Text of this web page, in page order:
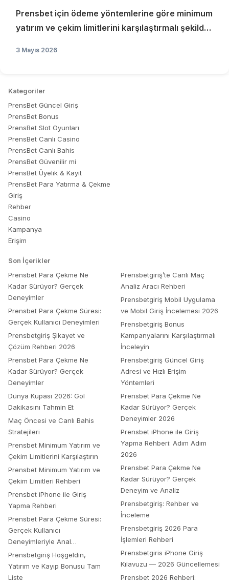
Prensbet için ödeme yöntemlerine göre minimum
yatırım ve çekim limitlerini karşılaştırmalı şekilde
adımları hakkında bilgi alın.
3 Mayıs 2026
Kategoriler
PrensBet Güncel Giriş
PrensBet Bonus
PrensBet Slot Oyunları
PrensBet Canlı Casino
PrensBet Canlı Bahis
PrensBet Güvenilir mi
PrensBet Üyelik & Kayıt
PrensBet Para Yatırma & Çekme
Giriş
Rehber
Casino
Kampanya
Erişim
Son İçerikler
Prensbet Para Çekme Ne
Kadar Sürüyor? Gerçek
Deneyimler
Prensbet Para Çekme Süresi:
Gerçek Kullanıcı Deneyimleri
Prensbetgiriş Şikayet ve
Çözüm Rehberi 2026
Prensbet Para Çekme Ne
Kadar Sürüyor? Gerçek
Deneyimler
Dünya Kupası 2026: Gol
Dakikasını Tahmin Et
Maç Öncesi ve Canlı Bahis
Stratejileri
Prensbet Minimum Yatırım ve
Çekim Limitlerini Karşılaştırın
Prensbet Minimum Yatırım ve
Çekim Limitleri Rehberi
Prensbet iPhone ile Giriş
Yapma Rehberi
Prensbet Para Çekme Süresi:
Gerçek Kullanıcı
Deneyimleriyle Anal…
Prensbetgiriş Hoşgeldin,
Yatırım ve Kayıp Bonusu Tam
Liste
Prensbetgiriş’te Canlı Maç
Analiz Aracı Rehberi
Prensbetgiriş Mobil Uygulama
ve Mobil Giriş İncelemesi 2026
Prensbetgiriş Bonus
Kampanyalarını Karşılaştırmalı
İnceleyin
Prensbetgiriş Güncel Giriş
Adresi ve Hızlı Erişim
Yöntemleri
Prensbet Para Çekme Ne
Kadar Sürüyor? Gerçek
Deneyimler 2026
Prensbet iPhone ile Giriş
Yapma Rehberi: Adım Adım
2026
Prensbet Para Çekme Ne
Kadar Sürüyor? Gerçek
Deneyim ve Analiz
Prensbetgiriş: Rehber ve
İnceleme
Prensbetgiriş 2026 Para
İşlemleri Rehberi
Prensbetgiris iPhone Giriş
Kılavuzu — 2026 Güncellemesi
Prensbet 2026 Rehberi: